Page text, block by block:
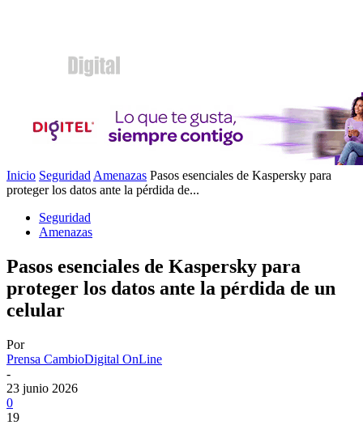
Inicio Seguridad Amenazas Pasos esenciales de Kaspersky para
proteger los datos ante la pérdida de...
Seguridad
Amenazas
Pasos esenciales de Kaspersky para
proteger los datos ante la pérdida de un
celular
Por
Prensa CambioDigital OnLine
-
23 junio 2026
0
19